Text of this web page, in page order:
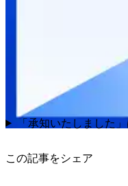
「承知いたしました
この記事をシェア